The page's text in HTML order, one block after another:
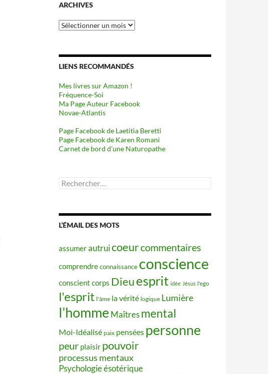
ARCHIVES
Archives
LIENS RECOMMANDÉS
Mes livres sur Amazon !
Fréquence-Soi
Ma Page Auteur Facebook
Novae-Atlantis
Page Facebook de Laetitia Beretti
Page Facebook de Karen Romani
Carnet de bord d’une Naturopathe
Rechercher :
L’ÉMAIL DES MOTS
assumerautruicoeurcommentaires
comprendreconnaissance conscience
conscient corps Dieuesprit idée Jésus l'ego
l'esprit l'âme la vérité logique Lumière
l’homme Maîtres mental
Moi-Idéalisé paix pensées personne
peur plaisir pouvoir
processus mentaux
Psychologie ésotérique